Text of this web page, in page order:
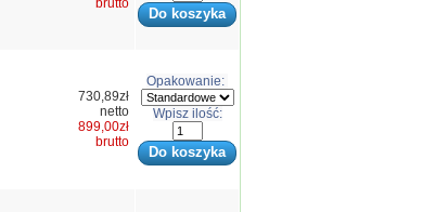
brutto
730,89zł
netto
899,00zł
brutto
Opakowanie:
Wpisz ilość: